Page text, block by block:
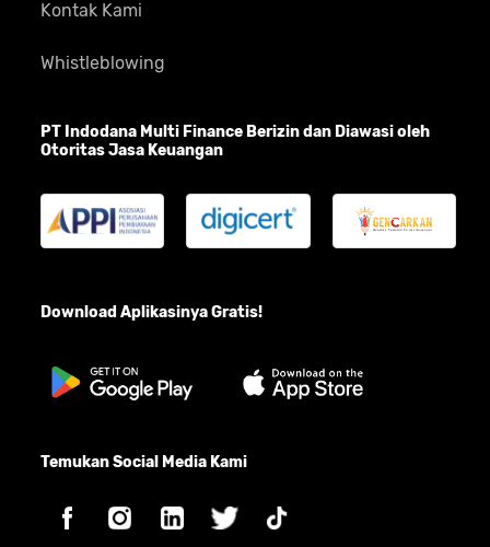
Kontak Kami
Whistleblowing
PT Indodana Multi Finance Berizin dan Diawasi oleh
Otoritas Jasa Keuangan
Download Aplikasinya Gratis!
Temukan Social Media Kami